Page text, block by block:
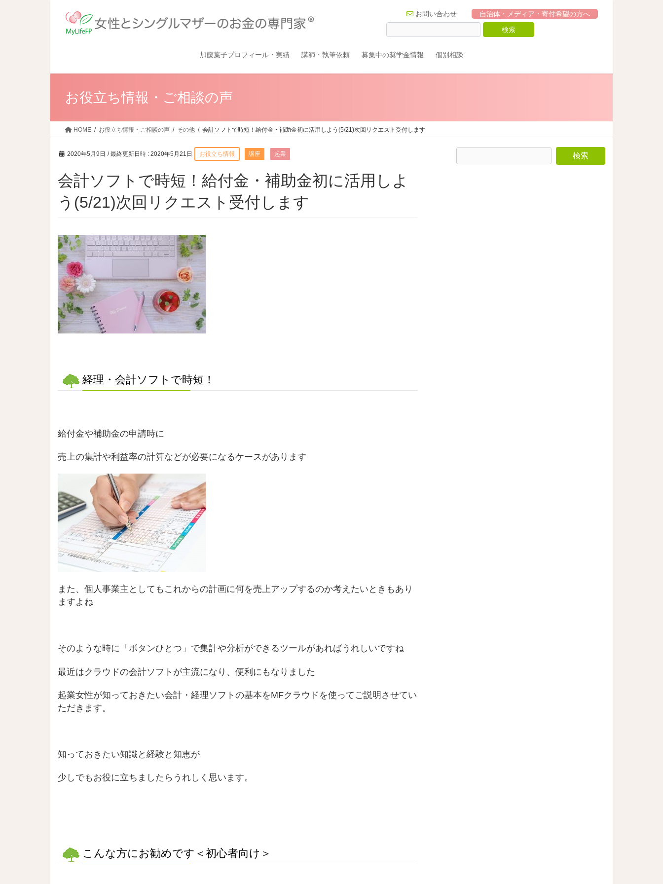
お問い合わせ 自治体・メディア・寄付希望の方へ
加藤葉子プロフィール・実績 講師・執筆依頼 募集中の奨学金情報 個別相談
お役立ち情報・ご相談の声
HOME お役立ち情報・ご相談の声 その他 会計ソフトで時短！給付金・補助金初に活用しよう(5/21)次回リクエスト受付します
2020年5月9日 / 最終更新日時 : 2020年5月21日 お役立ち情報 講座 起業
会計ソフトで時短！給付金・補助金初に活用しよ
う(5/21)次回リクエスト受付します
経理・会計ソフトで時短！
給付金や補助金の申請時に
売上の集計や利益率の計算などが必要になるケースがあります
また、個人事業主としてもこれからの計画に何を売上アップするのか考えたいときもあり
ますよね
そのような時に「ボタンひとつ」で集計や分析ができるツールがあればうれしいですね
最近はクラウドの会計ソフトが主流になり、便利にもなりました
起業女性が知っておきたい会計・経理ソフトの基本をMFクラウドを使ってご説明させてい
ただきます。
知っておきたい知識と経験と知恵が
少しでもお役に立ちましたらうれしく思います。
こんな方にお勧めです＜初心者向け＞